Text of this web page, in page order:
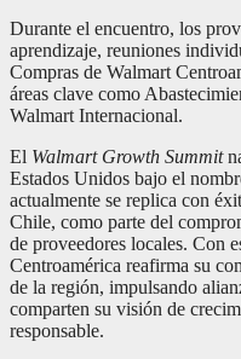
Durante el encuentro, los
aprendizaje, reuniones
Compras de Walmart
áreas clave como
Walmart Internacional.
El Walmart Growth Summit
Estados Unidos bajo el
actualmente se replica con
Chile, como parte del
de proveedores locales. Con
Centroamérica reafirma su
de la región, impulsando
comparten su visión de
responsable.